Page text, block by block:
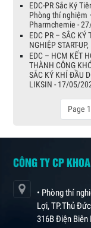
EDC-PR Sắc Ký
Phòng thí nghiệm
Pharmchemie -
EDC PR – SẮC KÝ
NGHIỆP START-
EDC – HCM KẾT
THÀNH CÔNG
SẮC KÝ KHÍ ĐẦU
LIKSIN - 17/05/
Page
CÔNG TY CP
• Phòng thí
Lợi, TP.Thủ
316B Điện Biên